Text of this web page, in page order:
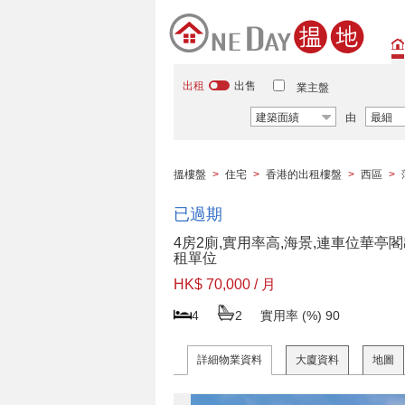
出租 出售 業主盤
建築面績 由 最細
搵樓盤 > 住宅 > 香港的出租樓盤 > 西區 >
已過期
4房2廁,實用率高,海景,連車位華亭
租單位
HK$ 70,000 / 月
4 2 實用率 (%) 90
詳細物業資料 大廈資料 地圖